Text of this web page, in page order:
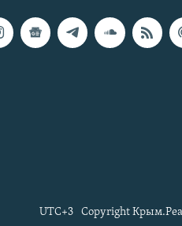
Copyright
UTC+3